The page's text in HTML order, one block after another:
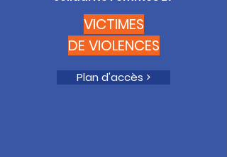
VICTIMES
DE VIOLENCES
Plan d'accès >